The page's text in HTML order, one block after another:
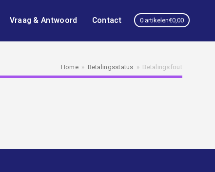
Vraag & Antwoord Contact 0 artikelen€0,00
Home » Betalingsstatus » Betalingsfout